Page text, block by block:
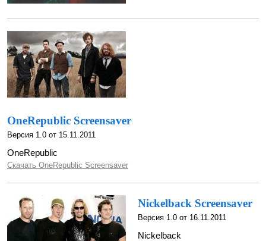
OneRepublic Screensaver
Версия 1.0 от 15.11.2011
OneRepublic
Скачать OneRepublic Screensaver
Nickelback Screensaver
Версия 1.0 от 16.11.2011
Nickelback